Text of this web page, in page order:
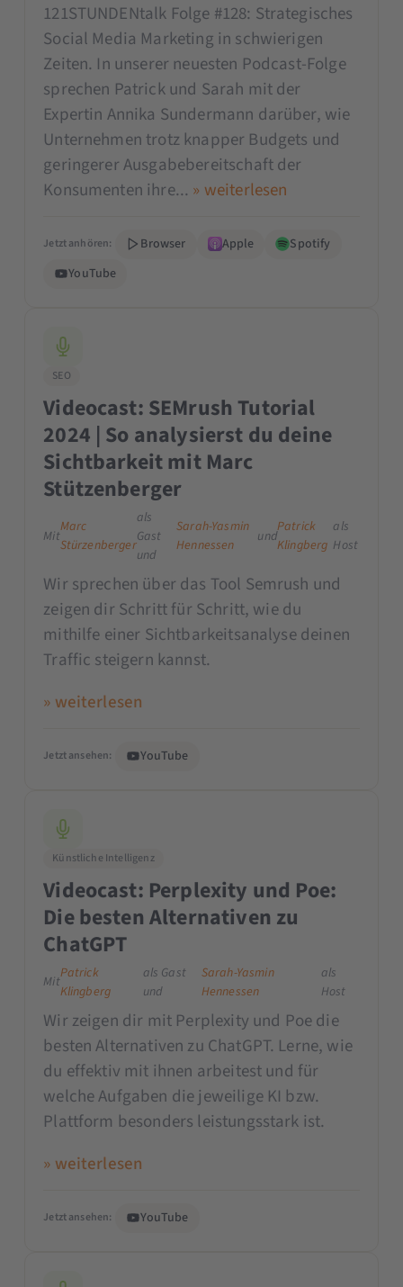
121STUNDENtalk Folge #128: Strategisches
Social Media Marketing in schwierigen
Zeiten. In unserer neuesten Podcast-Folge
sprechen Patrick und Sarah mit der
Expertin Annika Sundermann darüber, wie
Unternehmen trotz knapper Budgets und
geringerer Ausgabebereitschaft der
Konsumenten ihre... » weiterlesen
Jetzt anhören: Browser Apple
Spotify
YouTube
SEO
Videocast: SEMrush Tutorial
2024 | So analysierst du deine
Sichtbarkeit mit Marc
Stützenberger
Mit
Marc
Stürzenberger
als
Gast
und
Sarah-Yasmin
Hennessen
und
Patrick
Klingberg
als
Host
Wir sprechen über das Tool Semrush und
zeigen dir Schritt für Schritt, wie du
mithilfe einer Sichtbarkeitsanalyse deinen
Traffic steigern kannst.
» weiterlesen
Jetzt ansehen: YouTube
Künstliche Intelligenz
Videocast: Perplexity und Poe:
Die besten Alternativen zu
ChatGPT
Mit
Patrick
Klingberg
als Gast
und
Sarah-Yasmin
Hennessen
als
Host
Wir zeigen dir mit Perplexity und Poe die
besten Alternativen zu ChatGPT. Lerne, wie
du effektiv mit ihnen arbeitest und für
welche Aufgaben die jeweilige KI bzw.
Plattform besonders leistungsstark ist.
» weiterlesen
Jetzt ansehen: YouTube